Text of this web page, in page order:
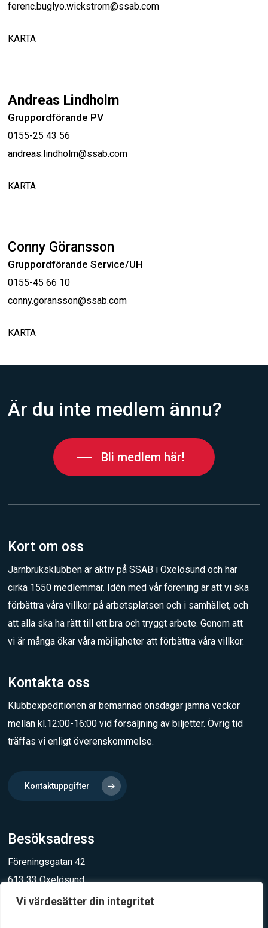
Vi värdesätter din integritet
ferenc.buglyo.wickstrom@ssab.com
KARTA
Andreas Lindholm
Gruppordförande PV
0155-25 43 56
andreas.lindholm@ssab.com
KARTA
Conny Göransson
Gruppordförande Service/UH
0155-45 66 10
conny.goransson@ssab.com
KARTA
Är du inte medlem ännu?
Bli medlem här!
Kort om oss
Järnbruksklubben är aktiv på SSAB i Oxelösund och har
cirka 1550 medlemmar. Idén med vår förening är att vi ska
förbättra våra villkor på arbetsplatsen och i samhället, och
att alla ska ha rätt till ett bra och tryggt arbete. Genom att
vi är många ökar våra möjligheter att förbättra våra villkor.
Kontakta oss
Klubbexpeditionen är bemannad onsdagar jämna veckor
mellan kl.12:00-16:00 vid försäljning av biljetter. Övrig tid
träffas vi enligt överenskommelse.
Kontaktuppgifter
Besöksadress
Föreningsgatan 42
613 33 Oxelösund
Integritet och säkerhet